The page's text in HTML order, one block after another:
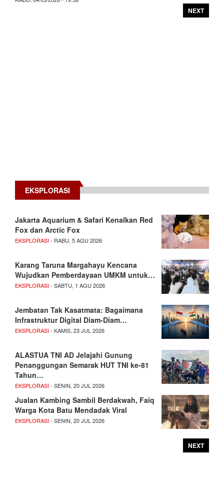
NEXT
EKSPLORASI
Jakarta Aquarium & Safari Kenalkan Red
Fox dan Arctic Fox
EKSPLORASI- RABU, 5 AGU 2026
Karang Taruna Margahayu Kencana
Wujudkan Pemberdayaan UMKM untuk…
EKSPLORASI- SABTU, 1 AGU 2026
Jembatan Tak Kasatmata: Bagaimana
Infrastruktur Digital Diam-Diam…
EKSPLORASI- KAMIS, 23 JUL 2026
ALASTUA TNI AD Jelajahi Gunung
Penanggungan Semarak HUT TNI ke-81
Tahun…
EKSPLORASI- SENIN, 20 JUL 2026
Jualan Kambing Sambil Berdakwah, Faiq
Warga Kota Batu Mendadak Viral
EKSPLORASI- SENIN, 20 JUL 2026
NEXT